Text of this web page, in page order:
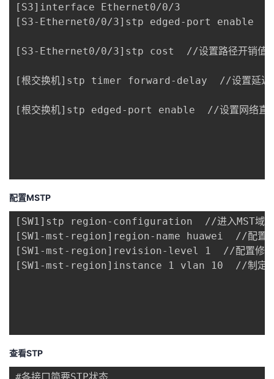
[S3]interface Ethernet0/0/3
[S3-Ethernet0/0/3]stp edged-port enable
[S3-Ethernet0/0/3]stp cost  //设置路径开销值
[根交换机]stp timer forward-delay  //设置延迟
[根交换机]stp edged-port enable  //设置网络直
配置MSTP
[SW1]stp region-configuration  //进入MST域
[SW1-mst-region]region-name huawei  //配置
[SW1-mst-region]revision-level 1  //配置修订
[SW1-mst-region]instance 1 vlan 10  //制定
查看STP